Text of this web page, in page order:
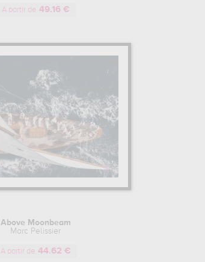
A partir de 49.16 €
Above Moonbeam
Marc Pelissier
A partir de 44.62 €